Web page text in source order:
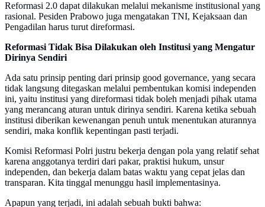
Reformasi 2.0 dapat dilakukan melalui mekanisme institusional yang
rasional. Pesiden Prabowo juga mengatakan TNI, Kejaksaan dan
Pengadilan harus turut direformasi.
Reformasi Tidak Bisa Dilakukan oleh Institusi yang Mengatur
Dirinya Sendiri
Ada satu prinsip penting dari prinsip good governance, yang secara
tidak langsung ditegaskan melalui pembentukan komisi independen
ini, yaitu institusi yang direformasi tidak boleh menjadi pihak utama
yang merancang aturan untuk dirinya sendiri. Karena ketika sebuah
institusi diberikan kewenangan penuh untuk menentukan aturannya
sendiri, maka konflik kepentingan pasti terjadi.
Komisi Reformasi Polri justru bekerja dengan pola yang relatif sehat
karena anggotanya terdiri dari pakar, praktisi hukum, unsur
independen, dan bekerja dalam batas waktu yang cepat jelas dan
transparan. Kita tinggal menunggu hasil implementasinya.
Apapun yang terjadi, ini adalah sebuah bukti bahwa: